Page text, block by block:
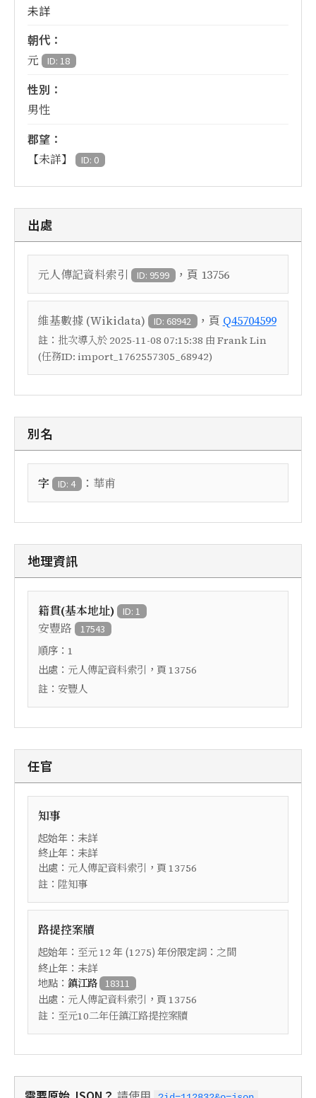
未詳
朝代：
元 ID: 18
性別：
男性
郡望：
【未詳】 ID: 0
出處
元人傳記資料索引 ID: 9599 ，頁 13756
維基數據 (Wikidata) ID: 68942 ，頁 Q45704599
註： 批次導入於 2025-11-08 07:15:38 由 Frank Lin
(任務ID: import_1762557305_68942)
別名
字 ID: 4 ： 華甫
地理資訊
籍貫(基本地址) ID: 1
安豐路 17543
順序： 1
出處： 元人傳記資料索引 ，頁 13756
註： 安豐人
任官
知事
起始年：未詳
終止年：未詳
出處： 元人傳記資料索引 ，頁 13756
註： 陞知事
路提控案牘
起始年： 至元12 年 (1275) 年份限定詞： 之間
終止年：未詳
地點： 鎮江路 18311
出處： 元人傳記資料索引 ，頁 13756
註： 至元10二年任鎮江路提控案牘